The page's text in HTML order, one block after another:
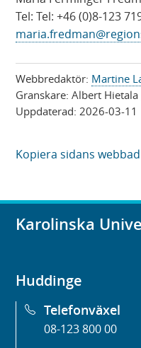
Tel: Tel: +46 (0)8-123
Webbredaktör: Martine
Granskare:Albert Hietala
Uppdaterad: 2026-03-11
Kopiera sidans
Karolinska
Huddinge
Telefonväxel
08-123 800 00